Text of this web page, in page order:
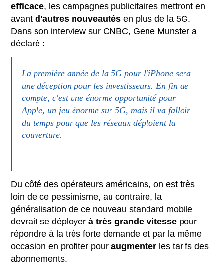
efficace, les campagnes publicitaires mettront en
avantd'autres nouveautés en plus de la 5G.
Dans son interview sur CNBC, Gene Munster a
déclaré :
La première année de la 5G pour l'iPhone sera
une déception pour les investisseurs. En fin de
compte, c'est une énorme opportunité pour
Apple, un jeu énorme sur 5G, mais il va falloir
du temps pour que les réseaux déploient la
couverture.
Du côté des opérateurs américains, on est très
loin de ce pessimisme, au contraire, la
généralisation de ce nouveau standard mobile
devrait se déployerà très grande vitesse pour
répondre à la très forte demande et par la même
occasion en profiter pouraugmenter les tarifs des
abonnements.